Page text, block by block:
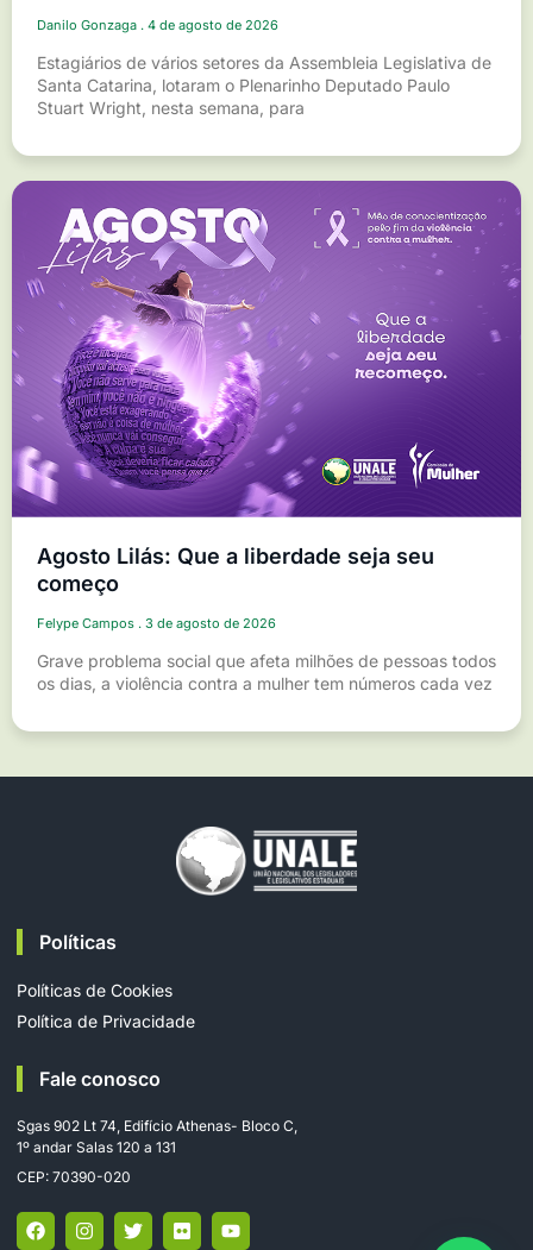
Danilo Gonzaga 4 de agosto de 2026
Estagiários de vários setores da Assembleia Legislativa de
Santa Catarina, lotaram o Plenarinho Deputado Paulo
Stuart Wright, nesta semana, para
Agosto Lilás: Que a liberdade seja seu
começo
Felype Campos 3 de agosto de 2026
Grave problema social que afeta milhões de pessoas todos
os dias, a violência contra a mulher tem números cada vez
Políticas
Políticas de Cookies
Política de Privacidade
Fale conosco
Sgas 902 Lt 74, Edifício Athenas- Bloco C,
1º andar Salas 120 a 131
CEP: 70390-020